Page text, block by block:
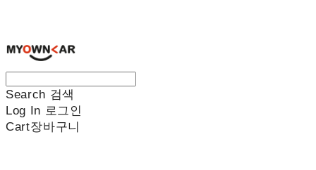
Search 검색
Log In 로그인
Cart장바구니